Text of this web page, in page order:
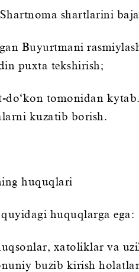
shartlarini
Buyurtmani
puxta tekshirish;
do‘kon tomonidan
kuzatib borish.
huquqlari
huquqlarga ega:
xatoliklar va
buzib kirish